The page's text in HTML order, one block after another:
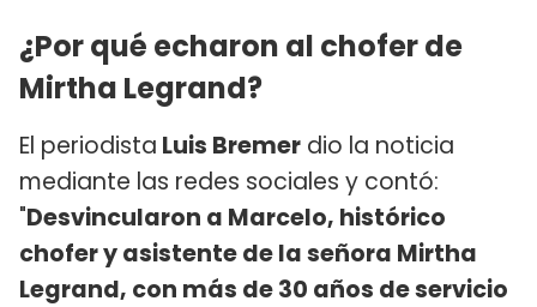
¿Por qué echaron al chofer de
Mirtha Legrand?
El periodista Luis Bremer dio la noticia
mediante las redes sociales y contó:
"Desvincularon a Marcelo, histórico
chofer y asistente de la señora Mirtha
Legrand, con más de 30 años de servicio